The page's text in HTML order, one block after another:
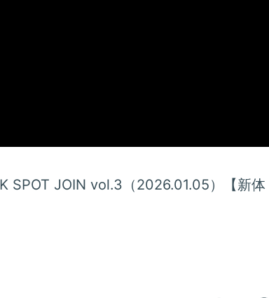
SPOT JOIN vol.3（2026.01.05）【新体